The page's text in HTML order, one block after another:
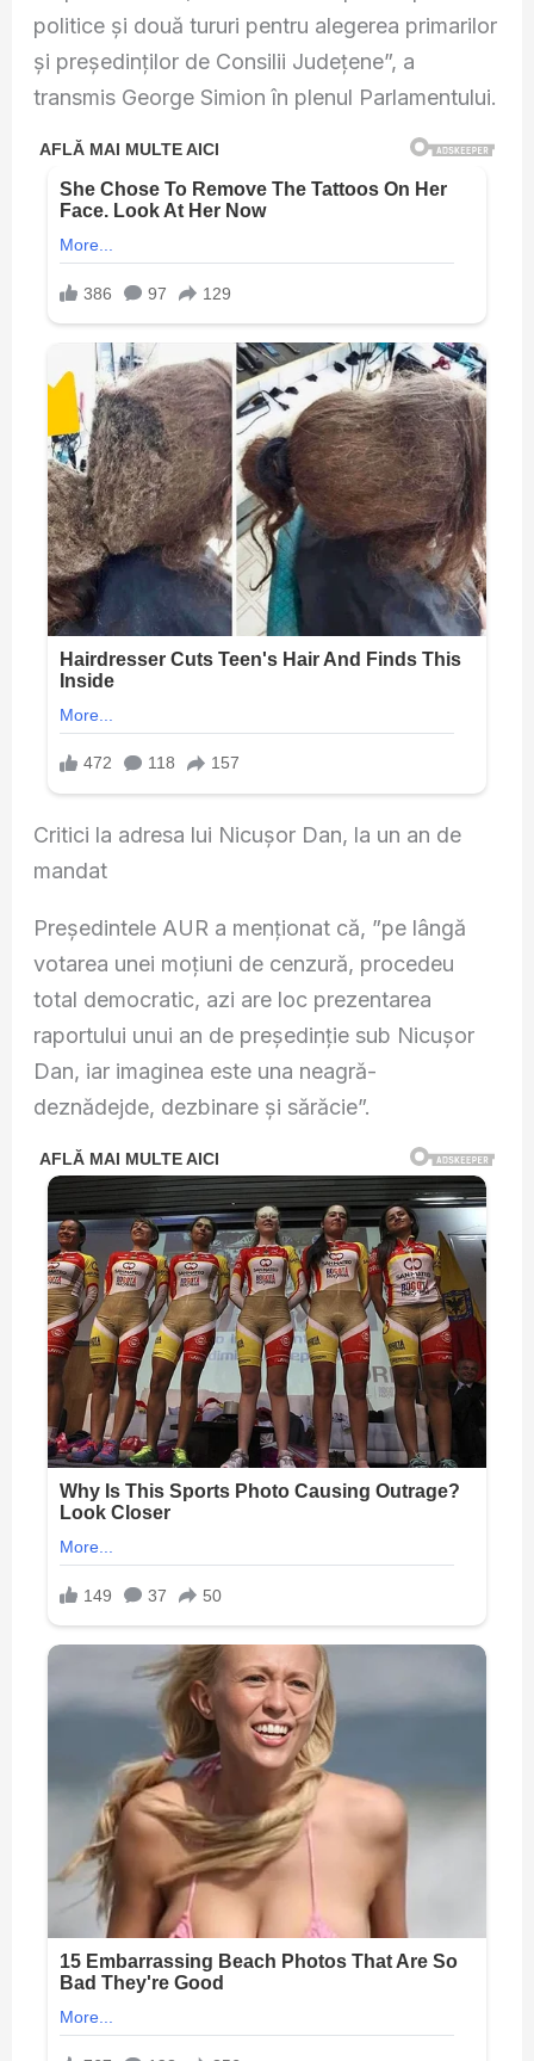
politice și două tururi pentru alegerea primarilor
și președinților de Consilii Județene”, a
transmis George Simion în plenul Parlamentului.
Critici la adresa lui Nicușor Dan, la un an de
mandat
Președintele AUR a menționat că, ”pe lângă
votarea unei moțiuni de cenzură, procedeu
total democratic, azi are loc prezentarea
raportului unui an de președinție sub Nicușor
Dan, iar imaginea este una neagră-
deznădejde, dezbinare și sărăcie”.